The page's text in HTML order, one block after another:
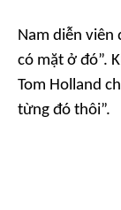
Nam diễn viên
có mặt ở đó”.
Tom Holland
từng đó thôi”.